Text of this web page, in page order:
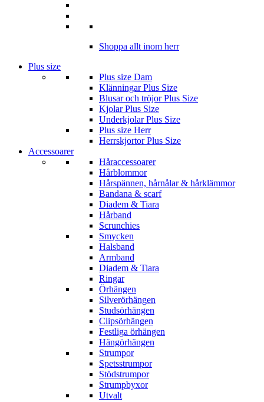
Shoppa allt inom herr
Plus size
Plus size Dam
Klänningar Plus Size
Blusar och tröjor Plus Size
Kjolar Plus Size
Underkjolar Plus Size
Plus size Herr
Herrskjortor Plus Size
Accessoarer
Håraccessoarer
Hårblommor
Hårspännen, hårnålar & hårklämmor
Bandana & scarf
Diadem & Tiara
Hårband
Scrunchies
Smycken
Halsband
Armband
Diadem & Tiara
Ringar
Örhängen
Silverörhängen
Studsörhängen
Clipsörhängen
Festliga örhängen
Hängörhängen
Strumpor
Spetsstrumpor
Stödstrumpor
Strumpbyxor
Utvalt